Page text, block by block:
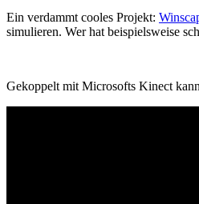
Ein verdammt cooles Projekt:
simulieren. Wer hat beispielsweise
Gekoppelt mit Microsofts Kinect